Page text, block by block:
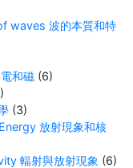
waves 波的本質和特
和磁 (6)
(3)
放射現象和核
輻射與放射現象 (6)